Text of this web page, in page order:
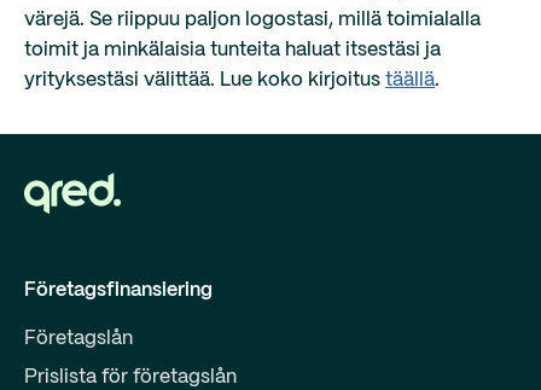
värejä. Se riippuu paljon logostasi, millä toimialalla
toimit ja minkälaisia tunteita haluat itsestäsi ja
yrityksestäsi välittää. Lue koko kirjoitus täällä.
Företagsfinansiering
Företagslån
Prislista för företagslån